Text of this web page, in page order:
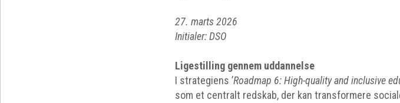
27. marts 2026
Initialer: DSO
Ligestilling gennem uddannelse
I strategiens ’Roadmap 6: High-quality and inclusive
som et centralt redskab, der kan transformere